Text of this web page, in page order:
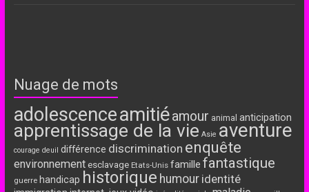
Nuage de mots
adolescenceamitiéamour animal anticipation
apprentissage de la vie Asie aventure
courage deuil différence discrimination enquête
environnement esclavage Etats-Unis famille fantastique
guerre handicap historique humour identité